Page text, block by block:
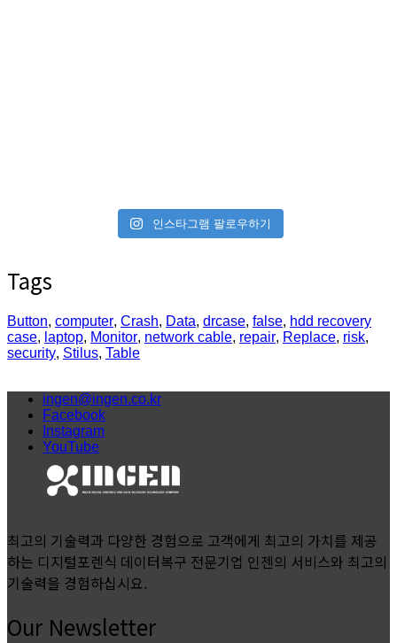
인스타그램 팔로우하기
Tags
Button, computer, Crash, Data, drcase, false, hdd recovery
case, laptop, Monitor, network cable, repair, Replace, risk,
security, Stilus, Table
ingen@ingen.co.kr
Facebook
Instagram
YouTube
최고의 기술력과 다양한 경험으로 고객에게 최고의 가치를 제공
하는 디지털포렌식 데이터복구 전문기업 인젠의 서비스와 최고의
기술력을 경험하십시요.
Our Newsletter